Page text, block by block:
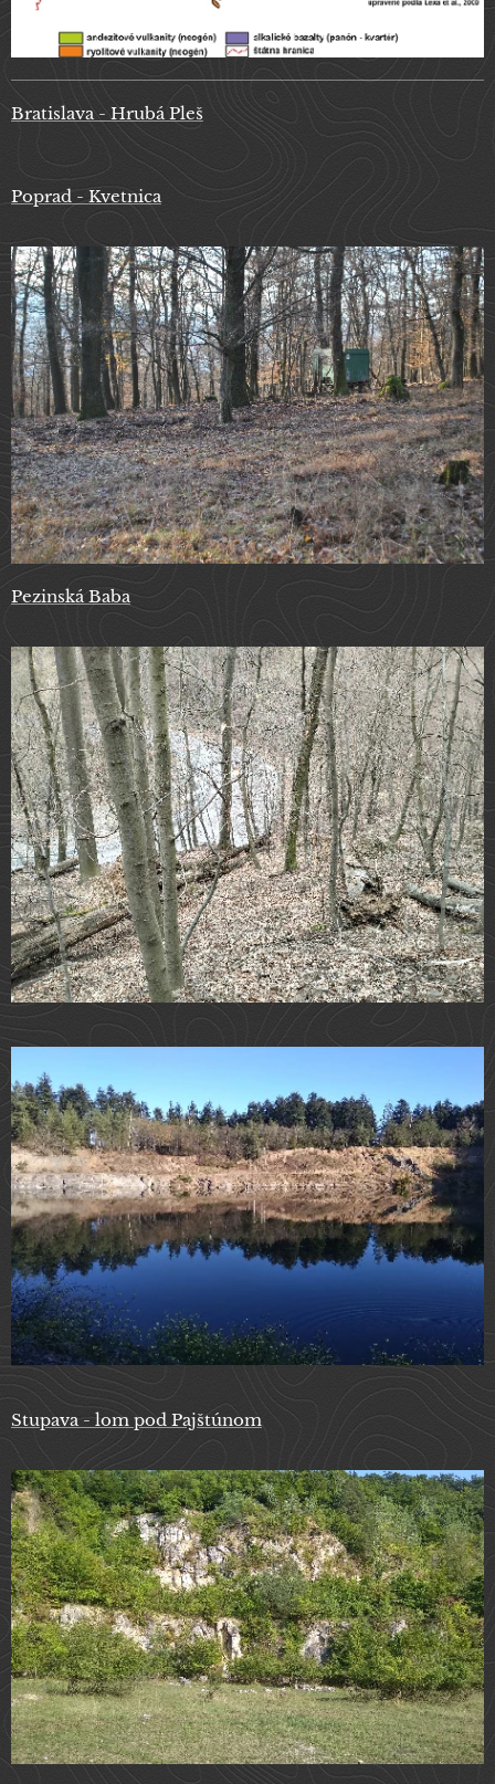
Bratislava - Hrubá Pleš
Poprad - Kvetnica
Pezinská Baba
Stupava - lom pod Pajštúnom